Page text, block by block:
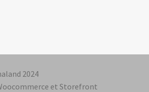
2024
et Storefront